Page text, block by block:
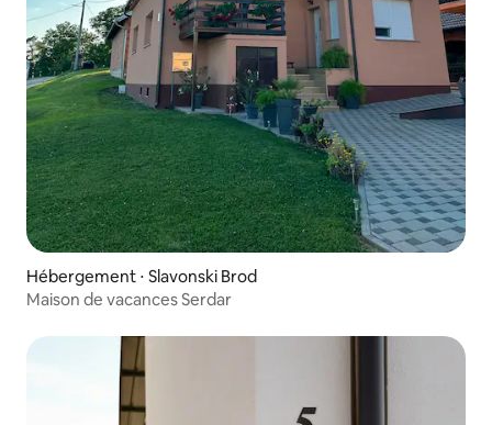
Hébergement ⋅ Slavonski Brod
Maison de vacances Serdar